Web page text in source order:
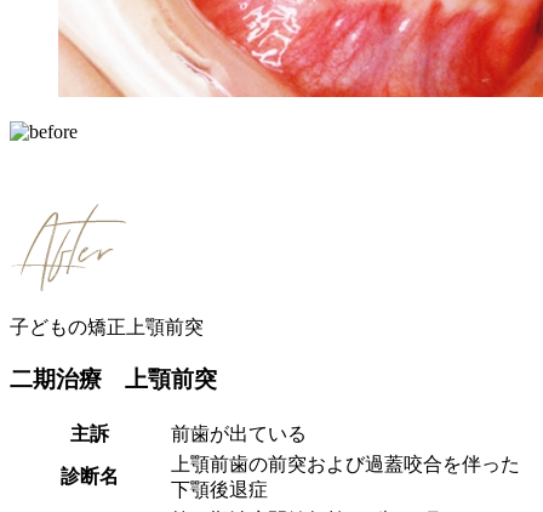
子どもの矯正 上顎前突
二期治療 上顎前突
主訴 前歯が出ている
診断名
上顎前歯の前突および過蓋咬合を伴った
下顎後退症